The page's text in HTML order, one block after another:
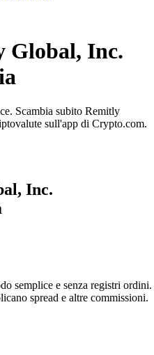
Global, Inc.
Scambia subito Remitly
sull'app di Crypto.com.
Inc.
semplice e senza registri ordini.
spread e altre commissioni.